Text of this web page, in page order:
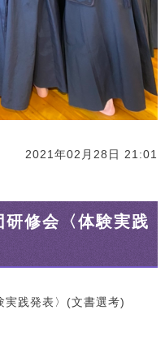
2021年02月28日 21:01
修会〈体験実践
実践発表〉(文書選考)